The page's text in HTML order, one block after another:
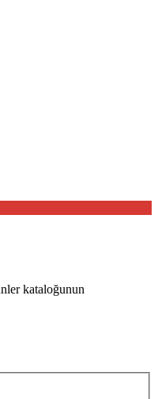
kataloğunun